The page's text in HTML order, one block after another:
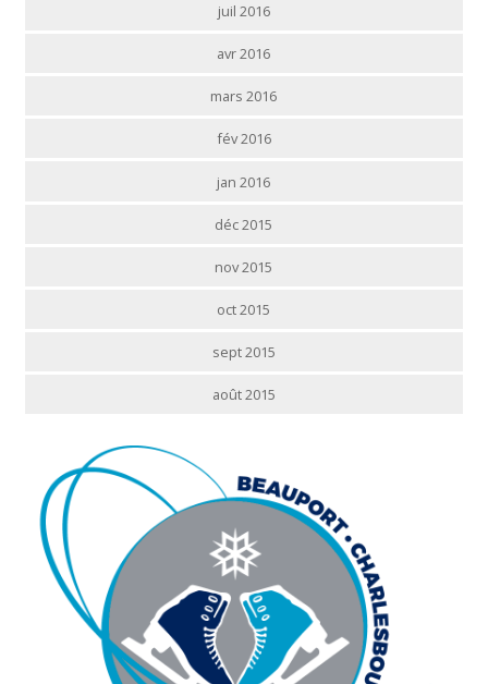
juil 2016
avr 2016
mars 2016
fév 2016
jan 2016
déc 2015
nov 2015
oct 2015
sept 2015
août 2015